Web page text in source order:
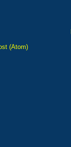
(Atom)